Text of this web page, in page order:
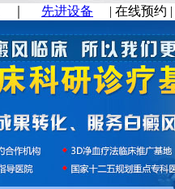
先进设备 | 在线预约 |